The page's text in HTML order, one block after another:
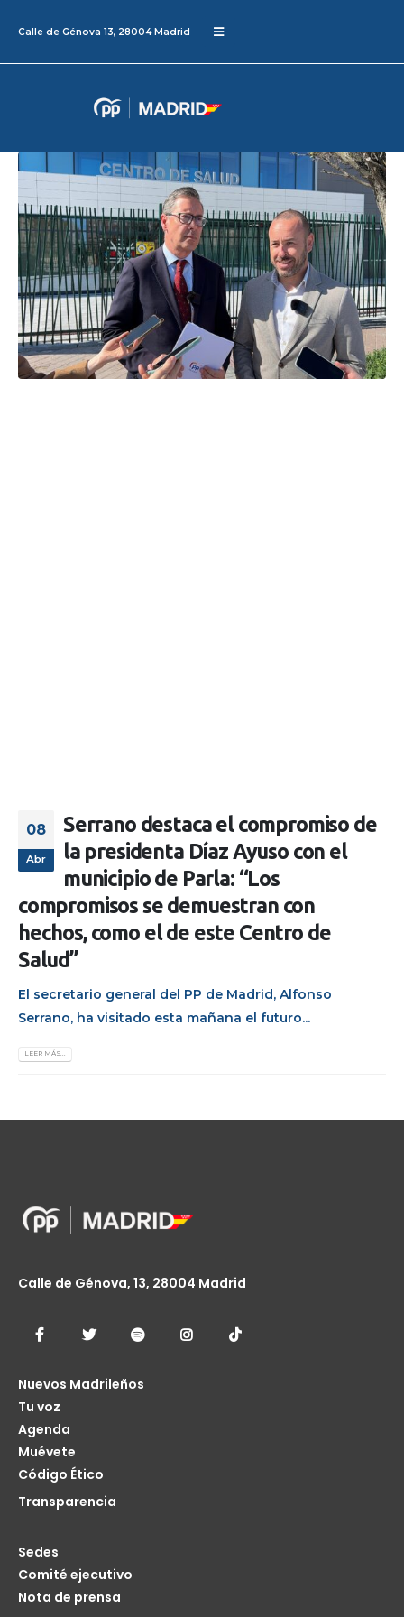
Calle de Génova 13, 28004 Madrid
08
Abr
Serrano destaca el compromiso de
la presidenta Díaz Ayuso con el
municipio de Parla: “Los
compromisos se demuestran con
hechos, como el de este Centro de
Salud”
El secretario general del PP de Madrid, Alfonso
Serrano, ha visitado esta mañana el futuro...
LEER MÁS...
Calle de Génova, 13, 28004 Madrid
Nuevos Madrileños
Tu voz
Agenda
Muévete
Código Ético
Transparencia
Sedes
Comité ejecutivo
Nota de prensa